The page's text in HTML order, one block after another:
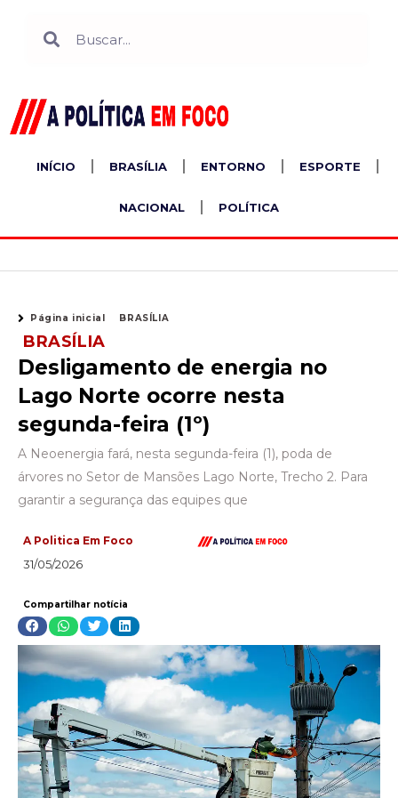
INÍCIO BRASÍLIA ENTORNO ESPORTE
NACIONAL POLÍTICA
Página inicial BRASÍLIA
BRASÍLIA
Desligamento de energia no
Lago Norte ocorre nesta
segunda-feira (1º)
A Neoenergia fará, nesta segunda-feira (1), poda de
árvores no Setor de Mansões Lago Norte, Trecho 2. Para
garantir a segurança das equipes que
A Politica Em Foco
31/05/2026
Compartilhar notícia